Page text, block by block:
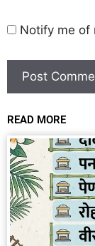
Notify me of
READ MORE